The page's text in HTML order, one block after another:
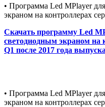
• Программа Led MPlayer
экраном на контроллерах
Скачать программу Led
светодиодным экраном на
Q1 после 2017 года выпуска
• Программа Led MPlayer
экраном на контроллерах